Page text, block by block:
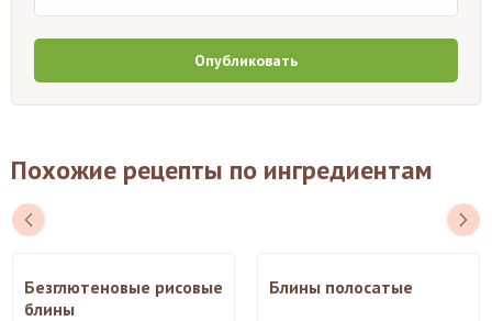
Опубликовать
Похожие рецепты по ингредиентам
Безглютеновые рисовые
блины
Блины полосатые